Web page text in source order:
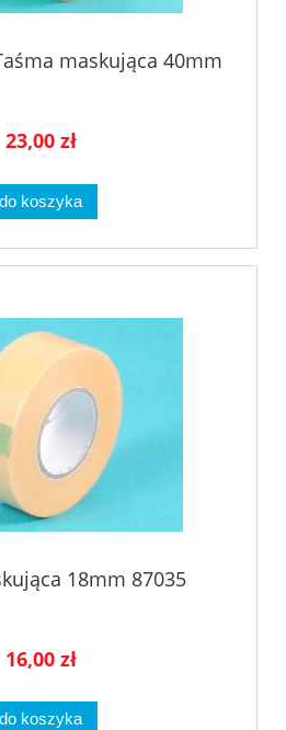
maskująca 40mm
23,00 zł
do koszyka
18mm 87035
16,00 zł
do koszyka